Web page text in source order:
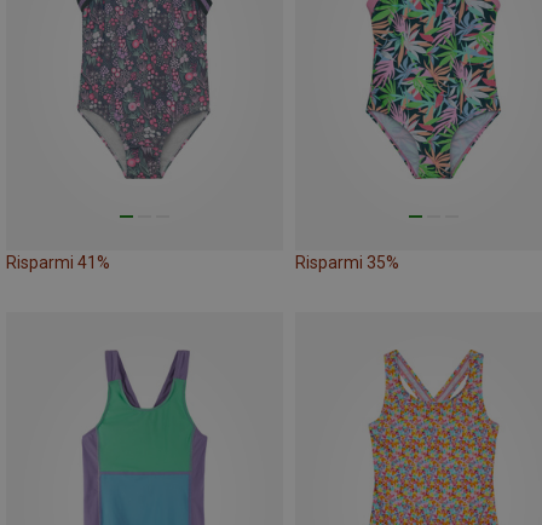
Risparmi 41% Risparmi 35%